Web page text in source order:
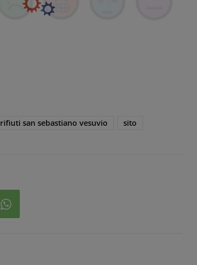
rifiuti san sebastiano vesuvio sito